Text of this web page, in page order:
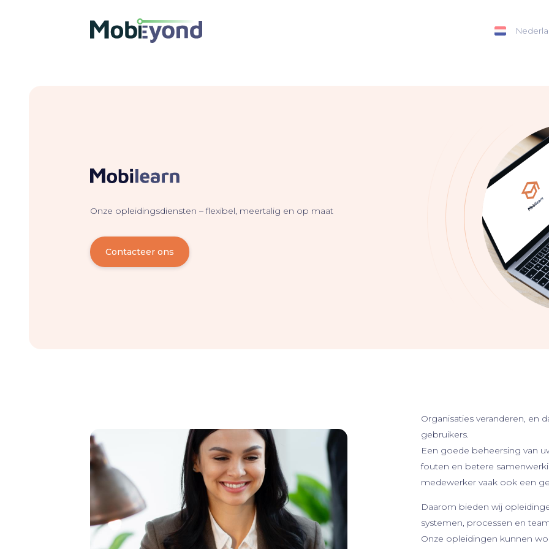
Onze opleidingsdiensten – flexibel, meertalig en op maat
Contacteer ons
Organisaties veranderen, en
gebruikers.
Een goede beheersing van
fouten en betere
medewerker vaak ook een
Daarom bieden wij
systemen, processen en
Onze opleidingen kunnen